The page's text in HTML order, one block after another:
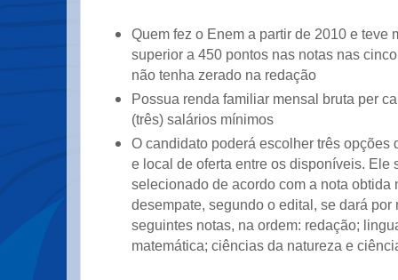
Quem fez o Enem a partir de 2010 e teve
superior a 450 pontos nas notas nas
não tenha zerado na redação
Possua renda familiar mensal bruta per
(três) salários mínimos
O candidato poderá escolher três opções
e local de oferta entre os disponíveis. Ele
selecionado de acordo com a nota obtida
desempate, segundo o edital, se dará por
seguintes notas, na ordem: redação;
matemática; ciências da natureza e